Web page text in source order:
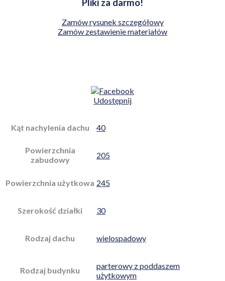
Pliki za darmo!
Zamów rysunek szczegółowy
Zamów zestawienie materiałów
Udostępnij
Kąt nachylenia dachu 40
Powierzchnia
zabudowy
205
Powierzchnia użytkowa 245
Szerokość działki 30
Rodzaj dachu wielospadowy
Rodzaj budynku
parterowy z poddaszem
użytkowym